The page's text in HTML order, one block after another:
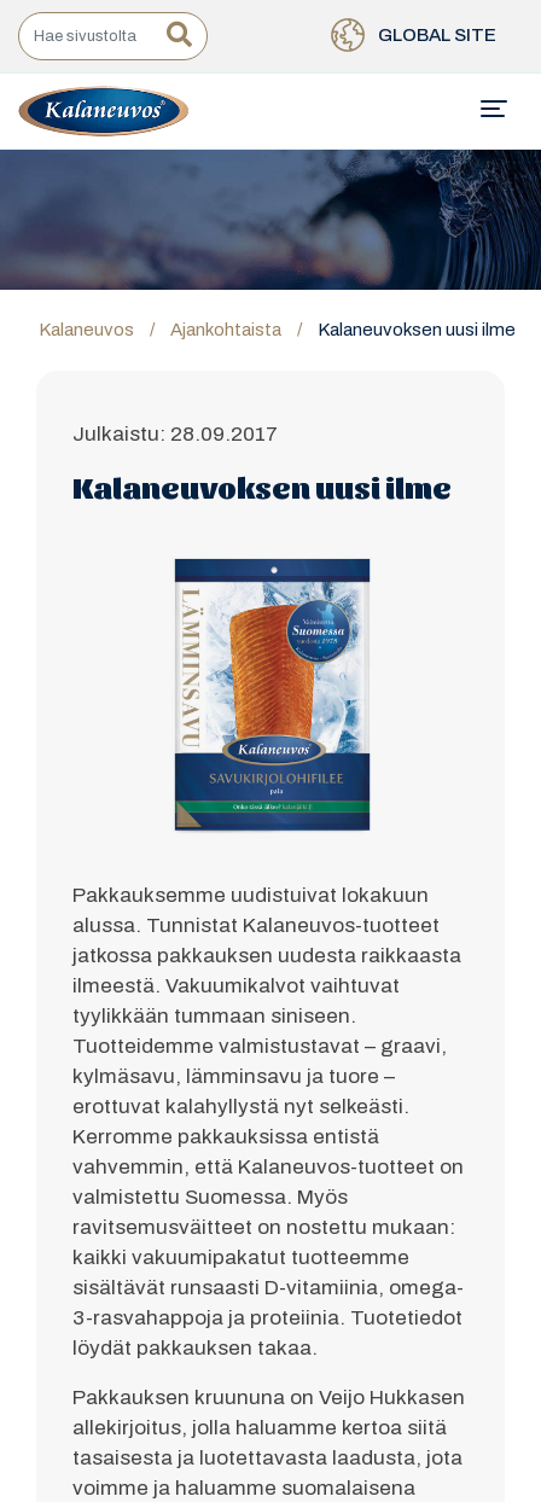
GLOBAL SITE
Kalaneuvos / Ajankohtaista / Kalaneuvoksen uusi ilme
Julkaistu: 28.09.2017
Kalaneuvoksen uusi ilme
Pakkauksemme uudistuivat lokakuun
alussa. Tunnistat Kalaneuvos-tuotteet
jatkossa pakkauksen uudesta raikkaasta
ilmeestä. Vakuumikalvot vaihtuvat
tyylikkään tummaan siniseen.
Tuotteidemme valmistustavat – graavi,
kylmäsavu, lämminsavu ja tuore –
erottuvat kalahyllystä nyt selkeästi.
Kerromme pakkauksissa entistä
vahvemmin, että Kalaneuvos-tuotteet on
valmistettu Suomessa. Myös
ravitsemusväitteet on nostettu mukaan:
kaikki vakuumipakatut tuotteemme
sisältävät runsaasti D-vitamiinia, omega-
3-rasvahappoja ja proteiinia. Tuotetiedot
löydät pakkauksen takaa.
Pakkauksen kruununa on Veijo Hukkasen
allekirjoitus, jolla haluamme kertoa siitä
tasaisesta ja luotettavasta laadusta, jota
voimme ja haluamme suomalaisena